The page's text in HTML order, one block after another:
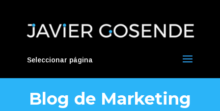
Seleccionar página
Blog de Marketing